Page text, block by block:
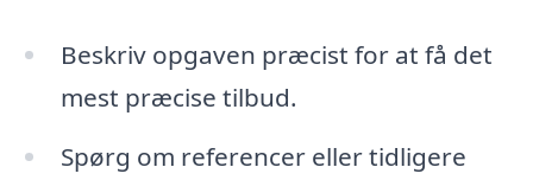
Beskriv opgaven præcist for at få det
mest præcise tilbud.
Spørg om referencer eller tidligere